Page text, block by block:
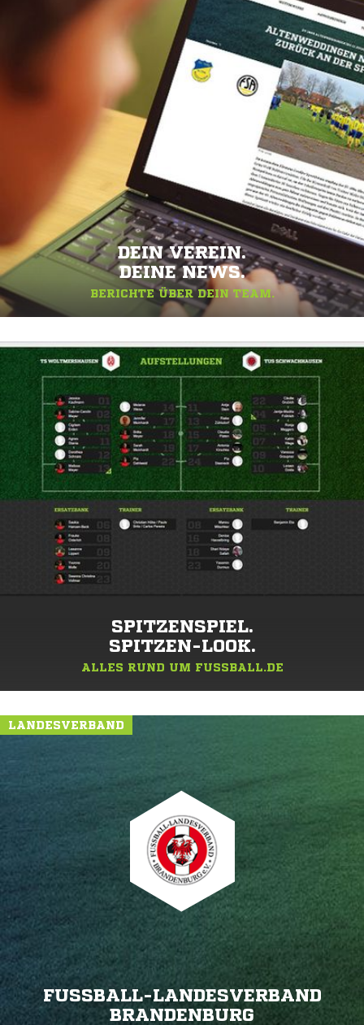
DEIN VEREIN.
DEINE NEWS.
BERICHTE ÜBER DEIN TEAM.
SPITZENSPIEL.
SPITZEN-LOOK.
ALLES RUND UM FUSSBALL.DE
LANDESVERBAND
FUSSBALL-LANDESVERBAND B
RANDENBURG